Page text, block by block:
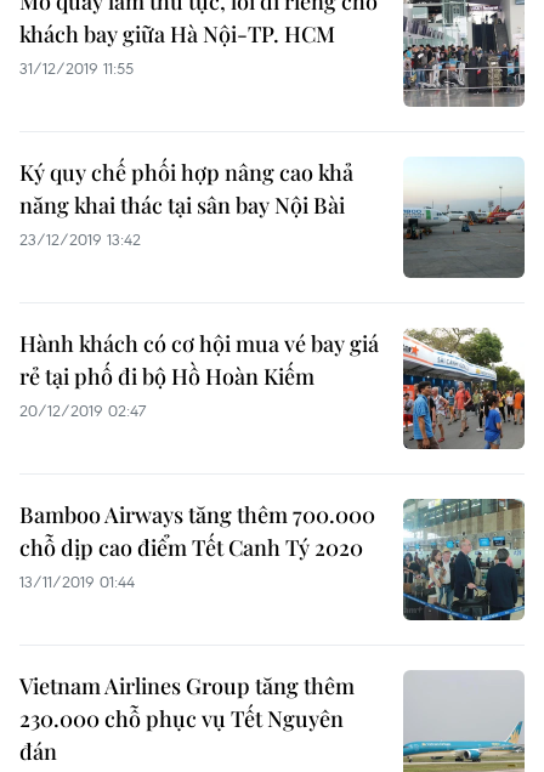
khách bay giữa Hà Nội-TP. HCM
31/12/2019 11:55
Ký quy chế phối hợp nâng cao khả
năng khai thác tại sân bay Nội Bài
23/12/2019 13:42
Hành khách có cơ hội mua vé bay giá
rẻ tại phố đi bộ Hồ Hoàn Kiếm
20/12/2019 02:47
Bamboo Airways tăng thêm 700.000
chỗ dịp cao điểm Tết Canh Tý 2020
13/11/2019 01:44
Vietnam Airlines Group tăng thêm
230.000 chỗ phục vụ Tết Nguyên
đán